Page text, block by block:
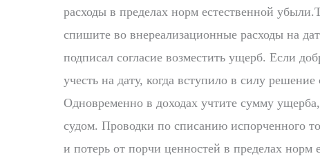
расходы в пределах норм естественной
спишите во внереализационные расходы на
подписал согласие возместить ущерб. Если
учесть на дату, когда вступило в силу
Одновременно в доходах учтите сумму
судом. Проводки по списанию испорченного
и потерь от порчи ценностей в пределах